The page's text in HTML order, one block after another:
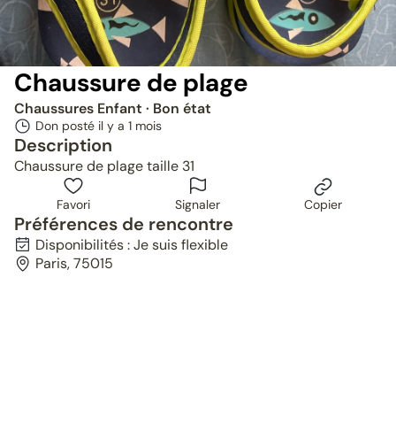
Chaussure de plage
Chaussures Enfant · Bon état
Don posté il y a 1 mois
Description
Chaussure de plage taille 31
Favori Signaler Copier
Préférences de rencontre
Disponibilités : Je suis flexible
Paris, 75015